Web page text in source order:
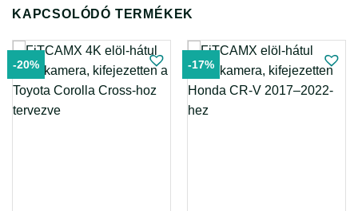
KAPCSOLÓDÓ TERMÉKEK
-20% -17%